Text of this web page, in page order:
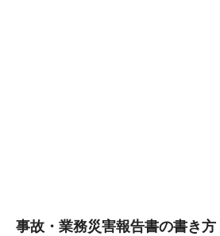
事故・業務災害報告書の書き方